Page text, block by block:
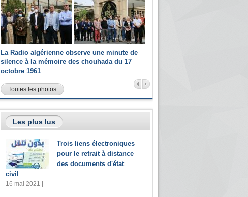
La Radio algérienne observe une minute de
silence à la mémoire des chouhada du 17
octobre 1961
Toutes les photos
Les plus lus
Trois liens électroniques
pour le retrait à distance
des documents d'état
civil
16 mai 2021 |